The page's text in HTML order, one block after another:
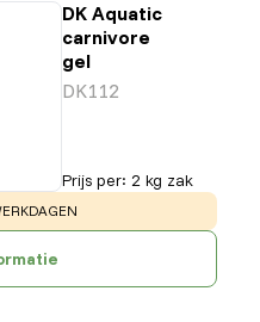
DK Aquatic
carnivore
gel
DK112
Prijs per: 2 kg zak